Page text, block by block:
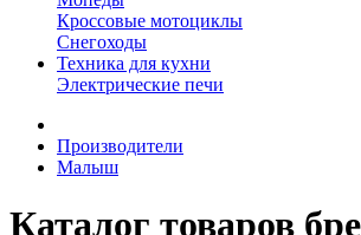
Кроссовые мотоциклы
Снегоходы
Техника для кухни
Электрические печи
Производители
Малыш
Каталог товаров